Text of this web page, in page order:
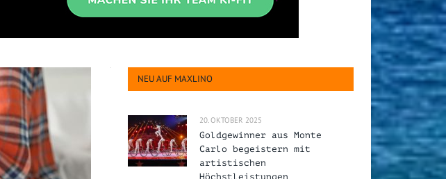
NEU AUF MAXLINO
20. OKTOBER 2025
Goldgewinner aus Monte
Carlo begeistern mit
artistischen
Höchstleistungen